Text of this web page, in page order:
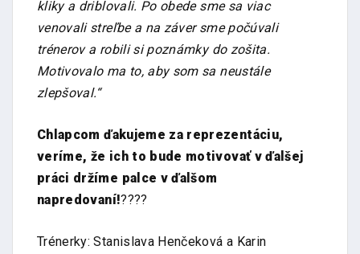
kliky a driblovali. Po obede sme sa viac
venovali streľbe a na záver sme počúvali
trénerov a robili si poznámky do zošita.
Motivovalo ma to, aby som sa neustále
zlepšoval.“
Chlapcom ďakujeme za reprezentáciu,
veríme, že ich to bude motivovať v ďalšej
práci držíme palce v ďalšom
napredovaní!????
Trénerky: Stanislava Henčeková a Karin